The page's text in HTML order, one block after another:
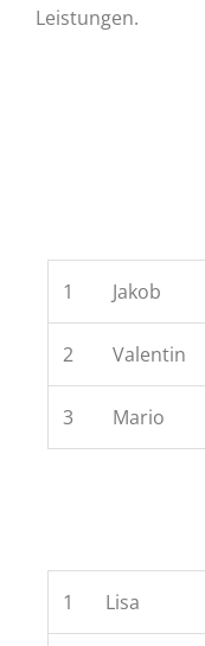
Leistungen.
1 Jakob
2 Valentin
3 Mario
1 Lisa